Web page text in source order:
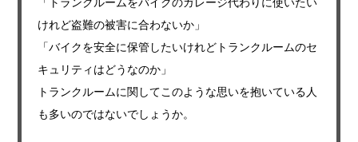
けれど盗難の被害に合わないか」
「バイクを安全に保管したいけれどトランクルームのセ
キュリティはどうなのか」
トランクルームに関してこのような思いを抱いている人
も多いのではないでしょうか。